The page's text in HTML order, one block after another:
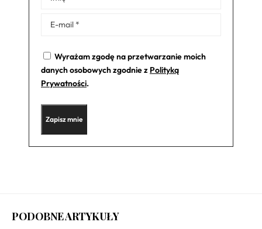
Wyrażam zgodę na przetwarzanie moich
danych osobowych zgodnie z Polityką
Prywatności.
PODOBNE ARTYKUŁY